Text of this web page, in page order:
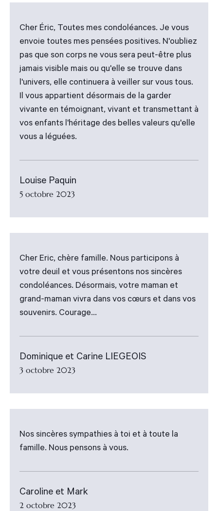
Cher Éric, Toutes mes condoléances. Je vous
envoie toutes mes pensées positives. N'oubliez
pas que son corps ne vous sera peut-être plus
jamais visible mais ou qu'elle se trouve dans
l'univers, elle continuera à veiller sur vous tous.
Il vous appartient désormais de la garder
vivante en témoignant, vivant et transmettant à
vos enfants l'héritage des belles valeurs qu'elle
vous a léguées.
Louise Paquin
5 octobre 2023
Cher Eric, chère famille. Nous participons à
votre deuil et vous présentons nos sincères
condoléances. Désormais, votre maman et
grand-maman vivra dans vos cœurs et dans vos
souvenirs. Courage...
Dominique et Carine LIEGEOIS
3 octobre 2023
Nos sincères sympathies à toi et à toute la
famille. Nous pensons à vous.
Caroline et Mark
2 octobre 2023